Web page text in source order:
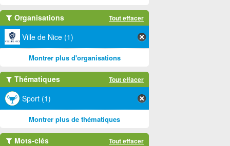
Organisations Tout effacer
Ville de Nice (1)
Montrer plus d'organisations
Thématiques Tout effacer
Sport (1)
Montrer plus de thématiques
Mots-clés Tout effacer